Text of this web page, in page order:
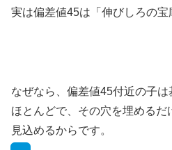
実は偏差値45は「伸びしろの宝
なぜなら、偏差値45付近の子
ほとんどで、その穴を埋める
見込めるからです。